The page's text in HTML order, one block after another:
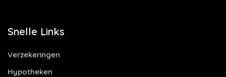
Snelle Links
Verzekeringen
Hypotheken